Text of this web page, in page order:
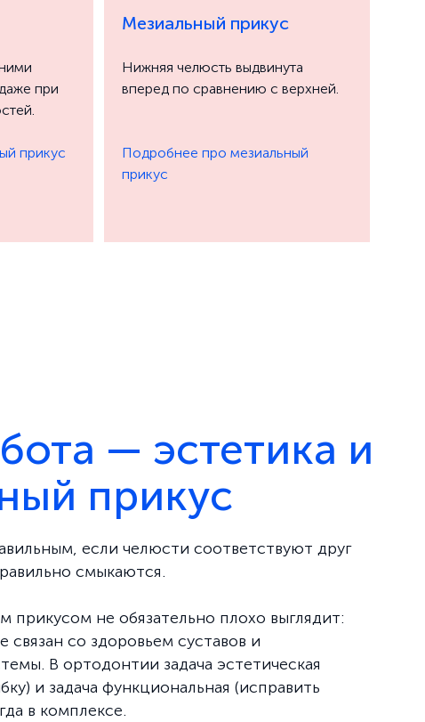
при
прикус
Мезиальный прикус
Нижняя челюсть выдвинута
вперед по сравнению с верхней.
Подробнее про мезиальный
прикус
— эстетика и
прикус
если челюсти соответствуют друг
смыкаются.
прикусом не обязательно плохо выглядит:
связан со здоровьем суставов и
В ортодонтии задача эстетическая
и задача функциональная (исправить
в комплексе.